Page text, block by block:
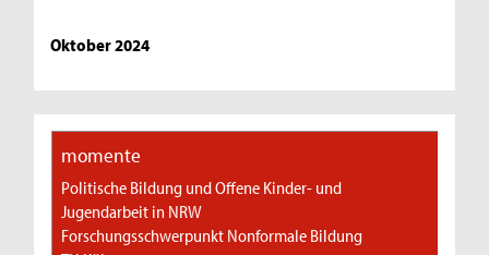
Oktober 2024
momente
Politische Bildung und Offene Kinder- und
Jugendarbeit in NRW
Forschungsschwerpunkt Nonformale Bildung